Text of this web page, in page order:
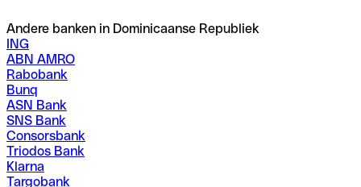
Andere banken in Dominicaanse Republiek
ING
ABN AMRO
Rabobank
Bunq
ASN Bank
SNS Bank
Consorsbank
Triodos Bank
Klarna
Targobank